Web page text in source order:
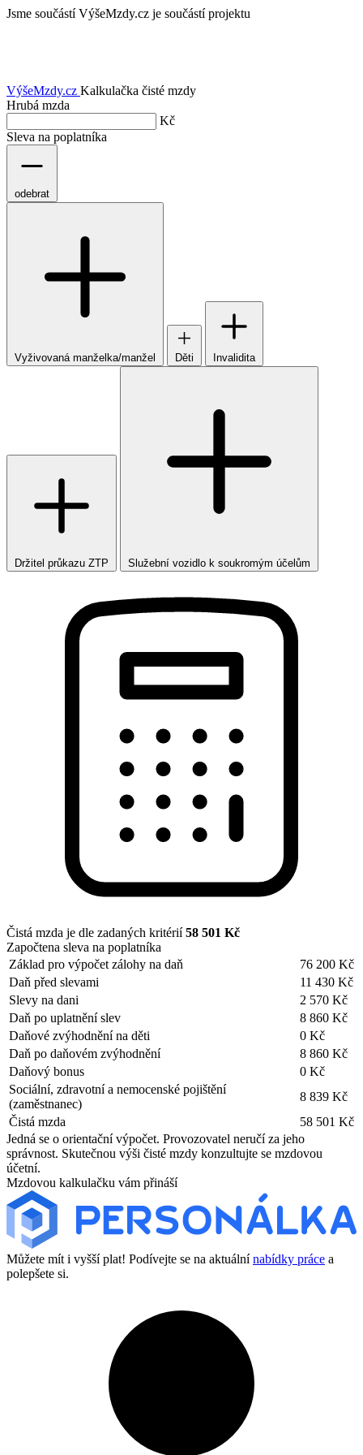
Jsme součástí VýšeMzdy.cz je součástí projektu
VýšeMzdy.cz Kalkulačka čisté mzdy
Hrubá mzda
Kč
Sleva na poplatníka
odebrat
Vyživovaná manželka/manžel Děti Invalidita
Držitel průkazu ZTP Služební vozidlo k soukromým účelům
Čistá mzda je dle zadaných kritérií58 501 Kč
Započtena sleva na poplatníka
Základ pro výpočet zálohy na daň
76 200 Kč
Daň před slevami
11 430 Kč
Slevy na dani
2 570 Kč
Daň po uplatnění slev
8 860 Kč
Daňové zvýhodnění na děti
0 Kč
Daň po daňovém zvýhodnění
8 860 Kč
Daňový bonus
0 Kč
Sociální, zdravotní a nemocenské pojištění
(zaměstnanec)
8 839 Kč
Čistá mzda
58 501 Kč
Jedná se o orientační výpočet. Provozovatel neručí za jeho
správnost. Skutečnou výši čisté mzdy konzultujte se mzdovou
účetní.
Mzdovou kalkulačku vám přináší
Můžete mít i vyšší plat! Podívejte se na aktuálnínabídky práce a
polepšete si.